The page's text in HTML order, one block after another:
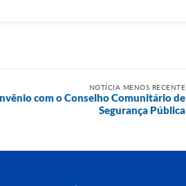
NOTÍCIA MENOS RECENTE
com o Conselho Comunitário de
Segurança Pública